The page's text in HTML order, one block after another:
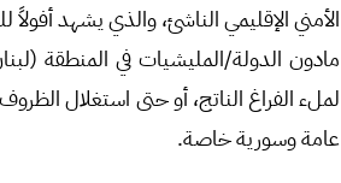
الأمني الإقليمي الناشئ، والذي يشهد
مادون الدولة/المليشيات في المنطقة
لملء الفراغ الناتج، أو حتى استغلال
عامة وسورية خاصة.